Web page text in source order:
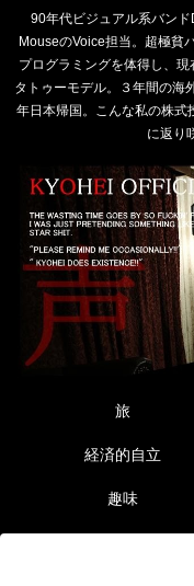
90年代ビジュアル系バン
MouseのVoice担当。超極貧
プログラミングを体得し、
タトゥーモデル。３年間の海
年日本帰国。こんな私の株式
に返り
旅
経済的自立
趣味